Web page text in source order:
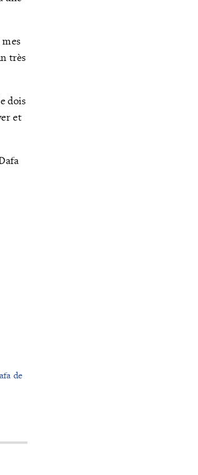
très
dois
et
de